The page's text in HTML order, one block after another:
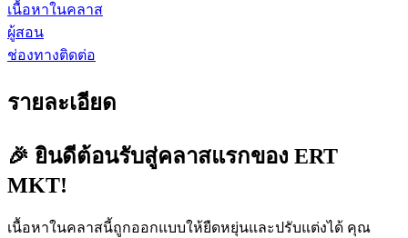
เนื้อหาในคลาส
ผู้สอน
ช่องทางติดต่อ
รายละเอียด
🎉 ยินดีต้อนรับสู่คลาสแรกของ ERT
MKT!
เนื้อหาในคลาสนี้ถูกออกแบบให้ยืดหยุ่นและปรับแต่งได้ คุณ